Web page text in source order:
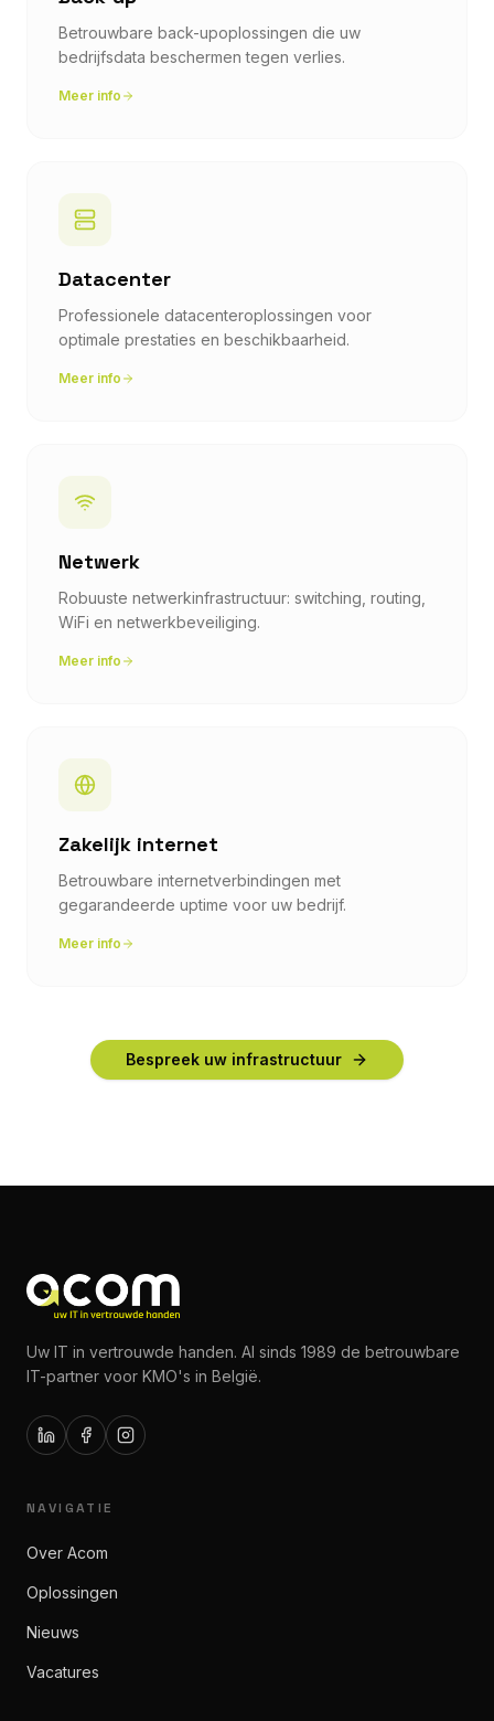
Betrouwbare back-upoplossingen die uw
bedrijfsdata beschermen tegen verlies.
Meer info
Datacenter
Professionele datacenteroplossingen voor
optimale prestaties en beschikbaarheid.
Meer info
Netwerk
Robuuste netwerkinfrastructuur: switching, routing,
WiFi en netwerkbeveiliging.
Meer info
Zakelijk internet
Betrouwbare internetverbindingen met
gegarandeerde uptime voor uw bedrijf.
Meer info
Bespreek uw infrastructuur
Uw IT in vertrouwde handen. Al sinds 1989 de betrouwbare
IT-partner voor KMO's in België.
NAVIGATIE
Over Acom
Oplossingen
Nieuws
Vacatures